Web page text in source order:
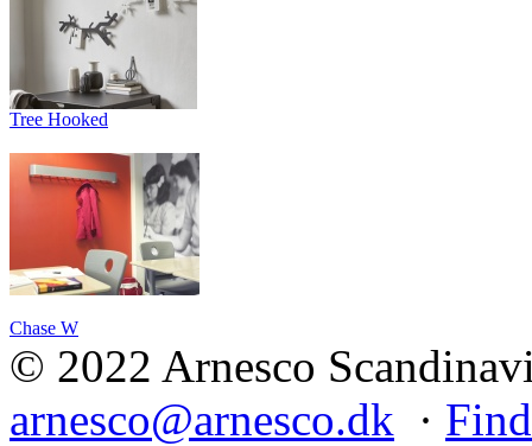
Tree Hooked
Chase W
© 2022 Arnesco
arnesco@arnesco.dk ·